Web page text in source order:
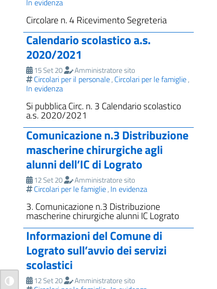
Attiva/disattiva alto contrasto
In evidenza
Circolare n. 4 Ricevimento Segreteria
Calendario scolastico a.s.
2020/2021
15 Set 20 Amministratore sito
Circolari per il personale, Circolari per le famiglie,
In evidenza
Si pubblica Circ. n. 3 Calendario scolastico
a.s. 2020/2021
Comunicazione n.3 Distribuzione
mascherine chirurgiche agli
alunni dell’IC di Lograto
12 Set 20 Amministratore sito
Circolari per le famiglie, In evidenza
3. Comunicazione n.3 Distribuzione
mascherine chirurgiche alunni IC Lograto
Informazioni del Comune di
Lograto sull’avvio dei servizi
scolastici
12 Set 20 Amministratore sito